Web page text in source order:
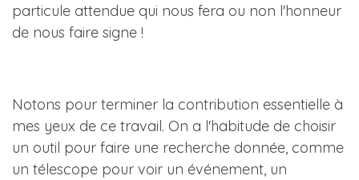
particule attendue qui nous fera ou non l'honneur
de nous faire signe !
Notons pour terminer la contribution essentielle à
mes yeux de ce travail. On a l'habitude de choisir
un outil pour faire une recherche donnée, comme
un télescope pour voir un événement, un